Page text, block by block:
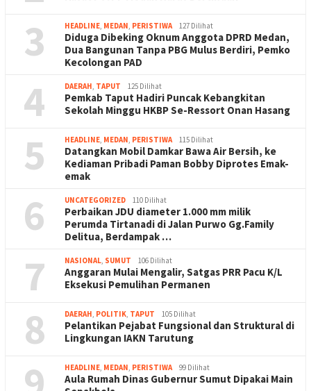
3 HEADLINE, MEDAN, PERISTIWA 127 Dilihat
Diduga Dibeking Oknum Anggota DPRD Medan,
Dua Bangunan Tanpa PBG Mulus Berdiri, Pemko
Kecolongan PAD
4 DAERAH, TAPUT 125 Dilihat
Pemkab Taput Hadiri Puncak Kebangkitan
Sekolah Minggu HKBP Se-Ressort Onan Hasang
5 HEADLINE, MEDAN, PERISTIWA 115 Dilihat
Datangkan Mobil Damkar Bawa Air Bersih, ke
Kediaman Pribadi Paman Bobby Diprotes Emak-
emak
6 UNCATEGORIZED 110 Dilihat
Perbaikan JDU diameter 1.000 mm milik
Perumda Tirtanadi di Jalan Purwo Gg.Family
Delitua, Berdampak …
7 NASIONAL, SUMUT 106 Dilihat
Anggaran Mulai Mengalir, Satgas PRR Pacu K/L
Eksekusi Pemulihan Permanen
8 DAERAH, POLITIK, TAPUT 105 Dilihat
Pelantikan Pejabat Fungsional dan Struktural di
Lingkungan IAKN Tarutung
HEADLINE, MEDAN, PERISTIWA 99 Dilihat
Aula Rumah Dinas Gubernur Sumut Dipakai Main